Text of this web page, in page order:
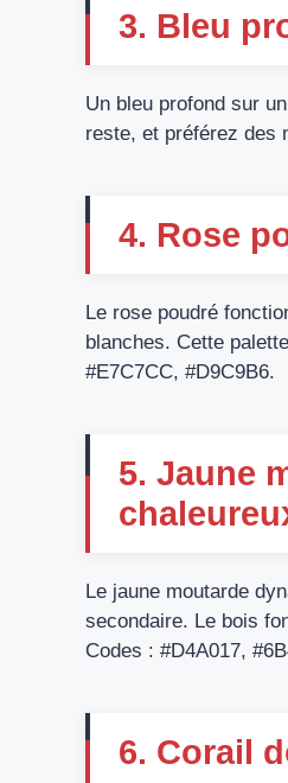
3. Bleu
Un bleu profond sur
reste, et préférez des
4. Rose
Le rose poudré
blanches. Cette
#E7C7CC, #D9C9B6.
5. Jaune
Le jaune moutarde
secondaire. Le bois
Codes : #D4A017,
6. Corail